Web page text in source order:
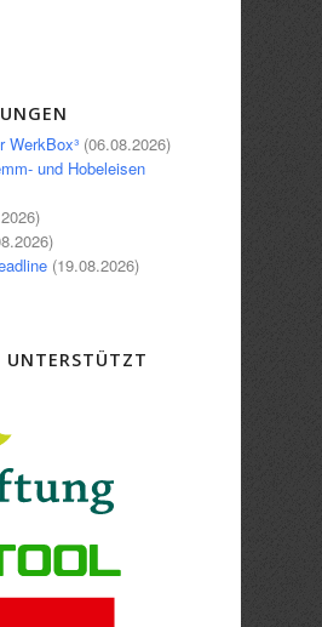
WerkBox³ (06.08.2026)
und Hobeleisen
(19.08.2026)
UNTERSTÜTZT